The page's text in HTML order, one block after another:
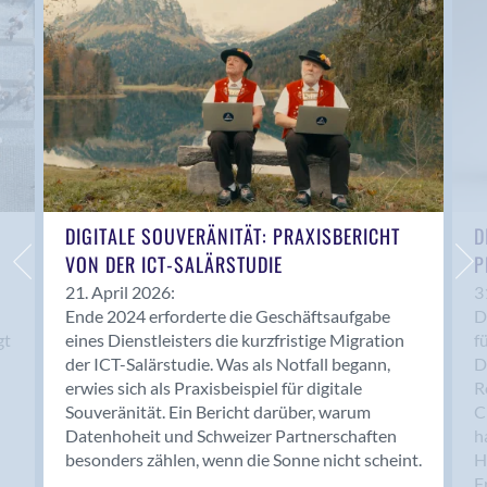
Anwil
Appenzell
Au SG
Baar
Baden
Balsthal
Balzers
Basel
Bassersdorf
Belp
Bendern
Benken (SG)
Bergdietikon
Berlin
Bern
Bern - Liebefeld
DIGITALE SOUVERÄNITÄT: PRAXISBERICHT
VON DER ICT-SALÄRSTUDIE
21. April 2026:
Ende 2024 erforderte die Geschäftsaufgabe
eines Dienstleisters die kurzfristige Migration
der ICT-Salärstudie. Was als Notfall begann,
erwies sich als Praxisbeispiel für digitale
Souveränität. Ein Bericht darüber, warum
Datenhoheit und Schweizer Partnerschaften
besonders zählen, wenn die Sonne nicht scheint.